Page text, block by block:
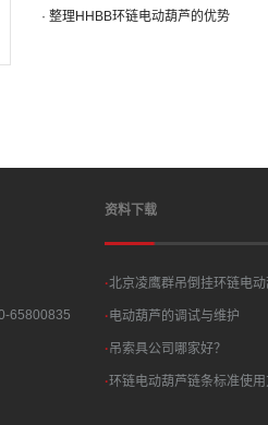
· 整理HHBB环链电动葫芦的优势
65800835
资料下载
·北京凌鹰群吊倒挂环链电
·电动葫芦的调试与维护
·吊索具公司哪家好？
·环链电动葫芦链条标准使